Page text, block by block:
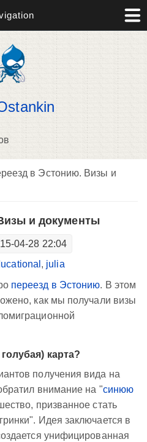
в Эстонию. Визы и
и документы
04-28 22:04
, julia
переезд в Эстонию. В этом
как мы получали визы
карта?
получения вида на
внимание на "синюю
призванное стать
Идея заключается в
унифицированная